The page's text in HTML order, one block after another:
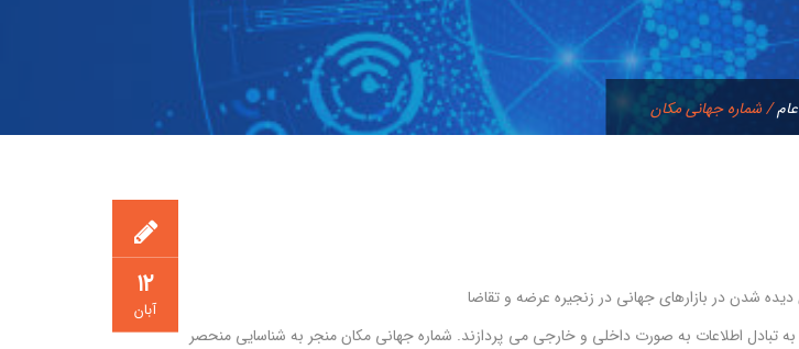
عام/شماره جهانی مکان
۱۲
آبان
شدن در بازارهای جهانی در زنجیره عرضه و تقاضا
تبادل اطلاعات به صورت داخلی و خارجی می پردازند. شماره جهانی مکان منجر به شناسایی منحصر